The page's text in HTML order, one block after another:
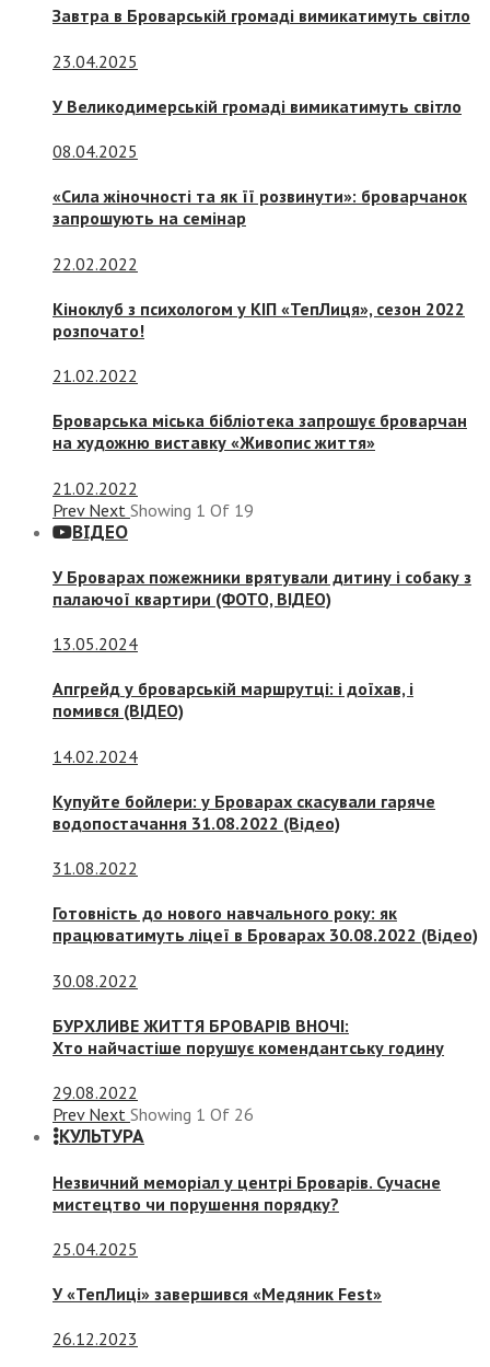
Завтра в Броварській громаді вимикатимуть світло
23.04.2025
У Великодимерській громаді вимикатимуть світло
08.04.2025
«Сила жіночності та як її розвинути»: броварчанок
запрошують на семінар
22.02.2022
Кіноклуб з психологом у КІП «ТепЛиця», сезон 2022
розпочато!
21.02.2022
Броварська міська бібліотека запрошує броварчан
на художню виставку «Живопис життя»
21.02.2022
Prev Next Showing 1 Of 19
ВІДЕО
У Броварах пожежники врятували дитину і собаку з
палаючої квартири (ФОТО, ВІДЕО)
13.05.2024
Апгрейд у броварській маршрутці: і доїхав, і
помився (ВІДЕО)
14.02.2024
Купуйте бойлери: у Броварах скасували гаряче
водопостачання 31.08.2022 (Відео)
31.08.2022
Готовність до нового навчального року: як
працюватимуть ліцеї в Броварах 30.08.2022 (Відео)
30.08.2022
БУРХЛИВЕ ЖИТТЯ БРОВАРІВ ВНОЧІ:
Хто найчастіше порушує комендантську годину
29.08.2022
Prev Next Showing 1 Of 26
КУЛЬТУРА
Незвичний меморіал у центрі Броварів. Сучасне
мистецтво чи порушення порядку?
25.04.2025
У «ТепЛиці» завершився «Медяник Fest»
26.12.2023